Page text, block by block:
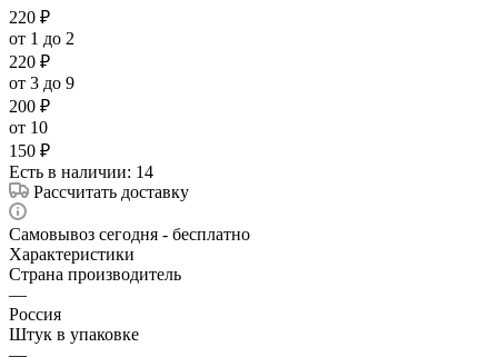
220 ₽
от 1 до 2
220 ₽
от 3 до 9
200 ₽
от 10
150 ₽
Есть в наличии: 14
Рассчитать доставку
Самовывоз сегодня - бесплатно
Характеристики
Страна производитель
—
Россия
Штук в упаковке